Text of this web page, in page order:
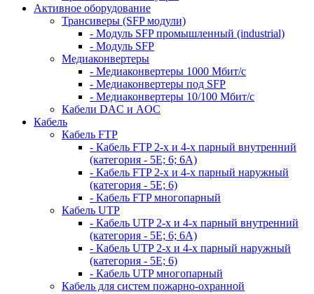
Активное оборудование
Трансиверы (SFP модули)
- Модуль SFP промышленный (industrial)
- Модуль SFP
Медиаконвертеры
- Медиаконвертеры 1000 Мбит/с
- Медиаконвертеры под SFP
- Медиаконвертеры 10/100 Мбит/с
Кабели DAC и AOC
Кабель
Кабель FTP
- Кабель FTP 2-х и 4-х парный внутренний
(категория - 5Е; 6; 6А)
- Кабель FTP 2-х и 4-х парный наружный
(категория - 5Е; 6)
- Кабель FTP многопарный
Кабель UTP
- Кабель UTP 2-х и 4-х парный внутренний
(категория - 5Е; 6; 6А)
- Кабель UTP 2-х и 4-х парный наружный
(категория - 5Е; 6)
- Кабель UTP многопарный
Кабель для систем пожарно-охранной